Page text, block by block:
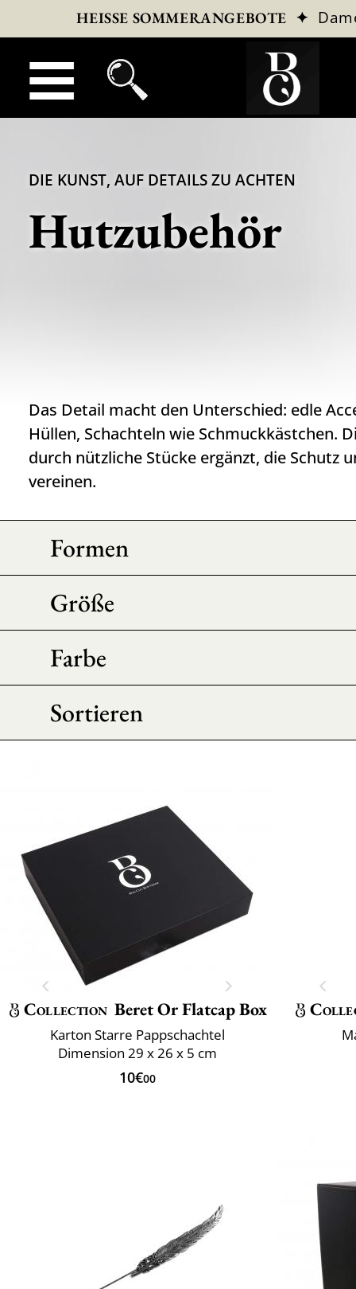
HEISSE SOMMERANGEBOTE ✦
DIE KUNST, AUF DETAILS ZU ACHTEN
Hutzubehör
Das Detail macht den Unterschied: edle
Hüllen, Schachteln wie Schmuckkästchen.
durch nützliche Stücke ergänzt, die Schutz
vereinen.
Formen
Größe
Farbe
Sortieren
Collection Beret Or Flatcap Box
Karton Starre Pappschachtel
Dimension 29 x 26 x 5 cm
10€00